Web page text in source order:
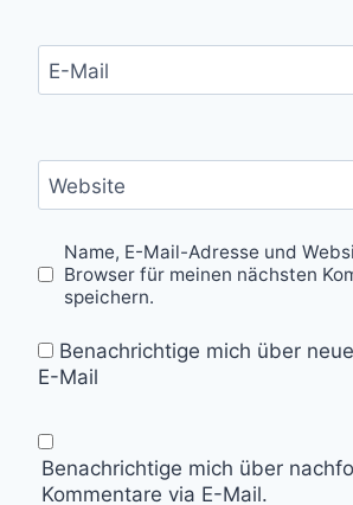
E-Mail
Website
Name, E-Mail-Adresse und
Browser für meinen nächsten
speichern.
Benachrichtige mich über
E-Mail
Benachrichtige mich über
Kommentare via E-Mail.